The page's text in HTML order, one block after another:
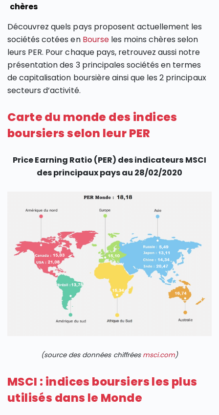
chères
Découvrez quels pays proposent actuellement les
sociétés cotées en Bourseles moins chères selon
leurs PER. Pour chaque pays, retrouvez aussi notre
présentation des 3 principales sociétés en termes
de capitalisation boursière ainsi que les 2 principaux
secteurs d’activité.
Carte du monde des indices
boursiers selon leur PER
Price Earning Ratio (PER) des indicateurs MSCI
des principaux pays au 28/02/2020
(source des données chiffrées msci.com)
MSCI : indices boursiers les plus
utilisés dans le Monde